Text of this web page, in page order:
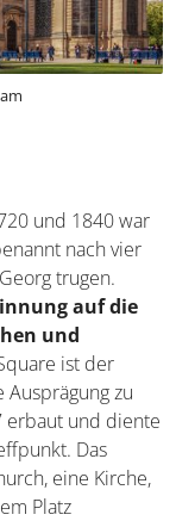
benannt nach
Georg
Square ist
Ausprägung
erbaut und
Treffpunkt.
Church, eine
mit dem Platz